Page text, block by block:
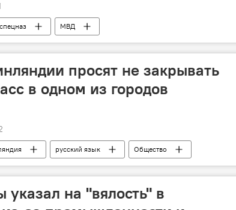
спецназ МВД
просят не закрывать
в одном из городов
русский язык Общество
указал на "вялость" в